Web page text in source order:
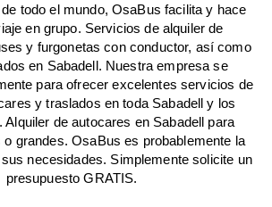
todo el mundo, OsaBus facilita y hace
en grupo. Servicios de alquiler de
y furgonetas con conductor, así como
en Sabadell. Nuestra empresa se
para ofrecer excelentes servicios de
y traslados en toda Sabadell y los
Alquiler de autocares en Sabadell para
o grandes. OsaBus es probablemente la
necesidades. Simplemente solicite un
presupuesto GRATIS.